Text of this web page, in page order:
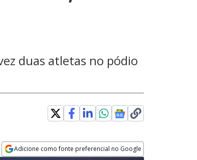
duas atletas no pódio
Adicione como fonte preferencial no Google